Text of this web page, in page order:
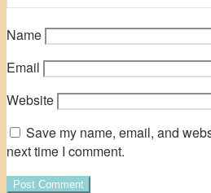
Name
Email
Website
Save my name, email, and
next time I comment.